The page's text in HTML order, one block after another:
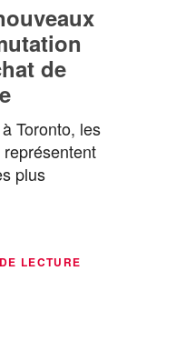
de
Toronto, les
plus
LECTURE